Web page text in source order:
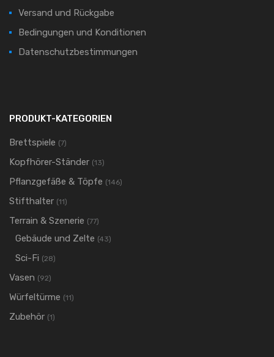
Versand und Rückgabe
Bedingungen und Konditionen
Datenschutzbestimmungen
PRODUKT-KATEGORIEN
Brettspiele (7)
Kopfhörer-Ständer (13)
Pflanzgefäße & Töpfe (146)
Stifthalter (11)
Terrain & Szenerie (77)
Gebäude und Zelte (43)
Sci-Fi (28)
Vasen (92)
Würfeltürme (11)
Zubehör (1)